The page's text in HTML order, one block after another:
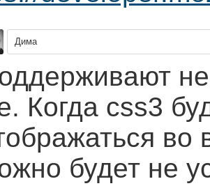
Дима
Когда css3
во
будет не